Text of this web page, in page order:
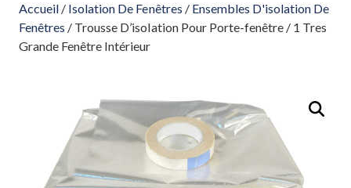
Accueil / Isolation De Fenêtres / Ensembles D'isolation De
Fenêtres / Trousse D’isolation Pour Porte-fenêtre / 1 Tres
Grande Fenêtre Intérieur